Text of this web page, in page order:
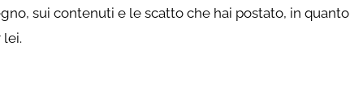
sui contenuti e le scatto che hai postato, in quanto
lei.